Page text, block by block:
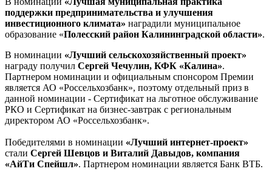
поддержки предпринимательства и улучшения
инвестиционного климата» наградили муниципальное
образование «Полесский район Калининградской области».
В номинации «Лучший сельскохозяйственный проект»
награду получил Сергей Чечулин, КФК «Калина».
Партнером номинации и официальным спонсором Премии
является АО «Россельхозбанк», поэтому отдельный приз в
данной номинации - Сертификат на льготное обслуживание
РКО и Сертификат на бизнес-завтрак с региональным
директором АО «Россельхозбанк».
Победителями в номинации «Лучший интернет-проект»
стали Сергей Шевцов и ­­­­­­­­­­Виталий Давыдов, компания
«АйТи Спейшл». Партнером номинации является Банк ВТБ.